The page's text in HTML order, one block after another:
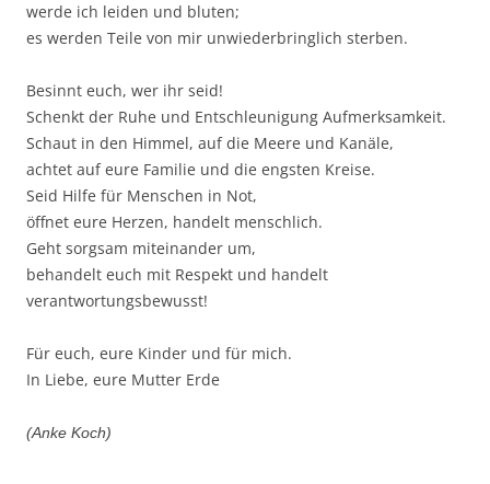
werde ich leiden und bluten;
es werden Teile von mir unwiederbringlich sterben.
Besinnt euch, wer ihr seid!
Schenkt der Ruhe und Entschleunigung Aufmerksamkeit.
Schaut in den Himmel, auf die Meere und Kanäle,
achtet auf eure Familie und die engsten Kreise.
Seid Hilfe für Menschen in Not,
öffnet eure Herzen, handelt menschlich.
Geht sorgsam miteinander um,
behandelt euch mit Respekt und handelt
verantwortungsbewusst!
Für euch, eure Kinder und für mich.
In Liebe, eure Mutter Erde
(Anke Koch)